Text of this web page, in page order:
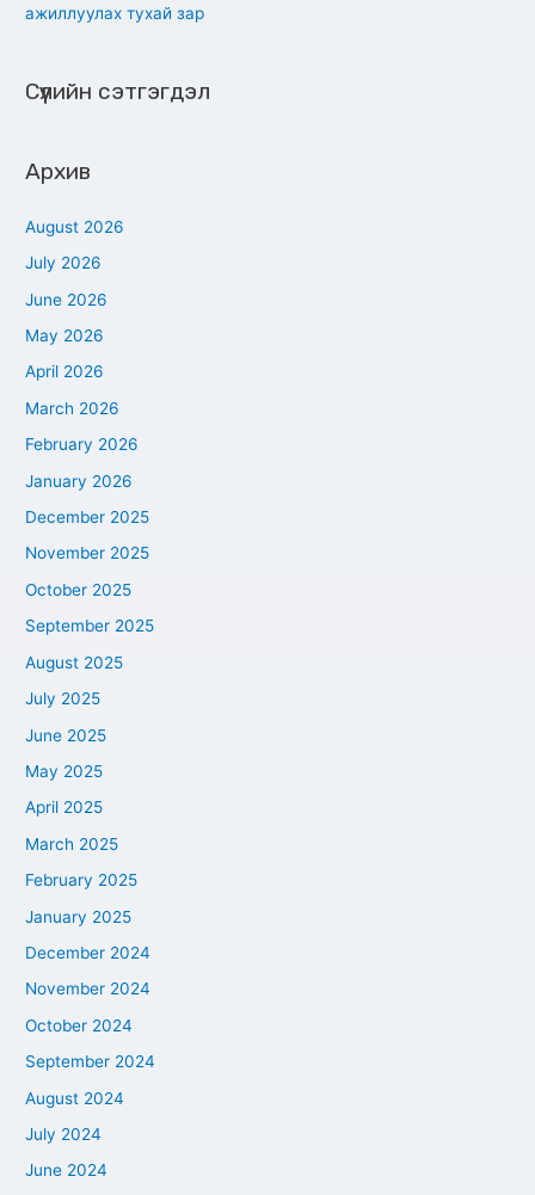
ажиллуулах тухай зар
Сүүлийн сэтгэгдэл
Архив
August 2026
July 2026
June 2026
May 2026
April 2026
March 2026
February 2026
January 2026
December 2025
November 2025
October 2025
September 2025
August 2025
July 2025
June 2025
May 2025
April 2025
March 2025
February 2025
January 2025
December 2024
November 2024
October 2024
September 2024
August 2024
July 2024
June 2024